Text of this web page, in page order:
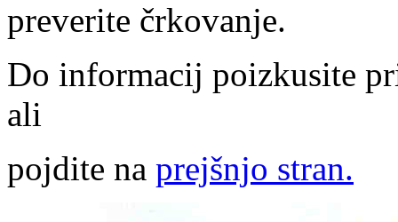
preverite črkovanje.
Do informacij poizkusite
ali
pojdite na prejšnjo stran.